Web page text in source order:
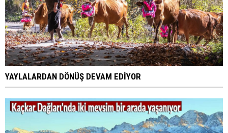
YAYLALARDAN DÖNÜŞ DEVAM EDİYOR